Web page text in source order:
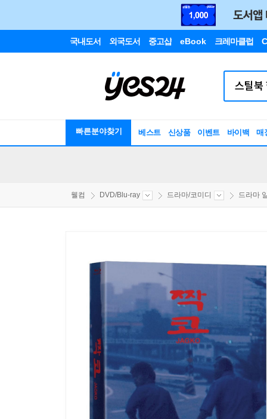
국내도서 외국도서 중고샵 eBook 크레마클럽
빠른분야찾기 베스트 신상품 이벤트 바이백 매
웰컴 DVD/Blu-ray 드라마/코미디 드라마